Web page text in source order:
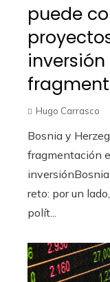
puede
Hugo Carrasco
Bosnia y
fragmentación
reto: por un
polít...